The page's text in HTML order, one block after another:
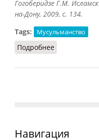
Гогоберидзе Г.М.
на-Дону, 2009, с. 134.
Tags:
Мусульманство
Подробнее
Навигация